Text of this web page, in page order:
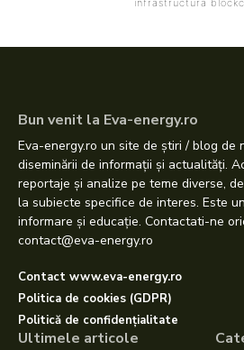
infrastructura
Bun venit la Eva-energy.ro
Eva-energy.ro un site de știri / blog de
diseminării de informații și actualități.
reportaje și analize pe teme diverse,
la subiecte specifice de interes. Este
informare și educație. Contactati-ne
contact@eva-energy.ro
Contact www.eva-energy.ro
Politica de cookies (GDPR)
Politică de confidențialitate
Ultimele articole